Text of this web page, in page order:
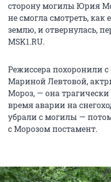
сторону могилы Юрия
не смогла смотреть, как
землю, и отвернулась,
MSK1.RU.
Режиссера похоронили
Мариной Левтовой,
Мороз, — она трагически
время аварии на
убрали с могилы —
с Морозом постамент.